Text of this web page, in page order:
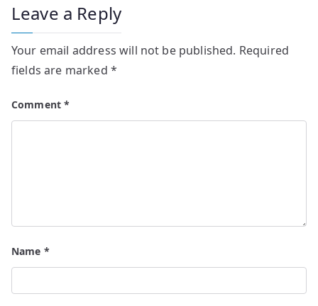
Leave a Reply
Your email address will not be published. Required
fields are marked *
Comment*
Name *